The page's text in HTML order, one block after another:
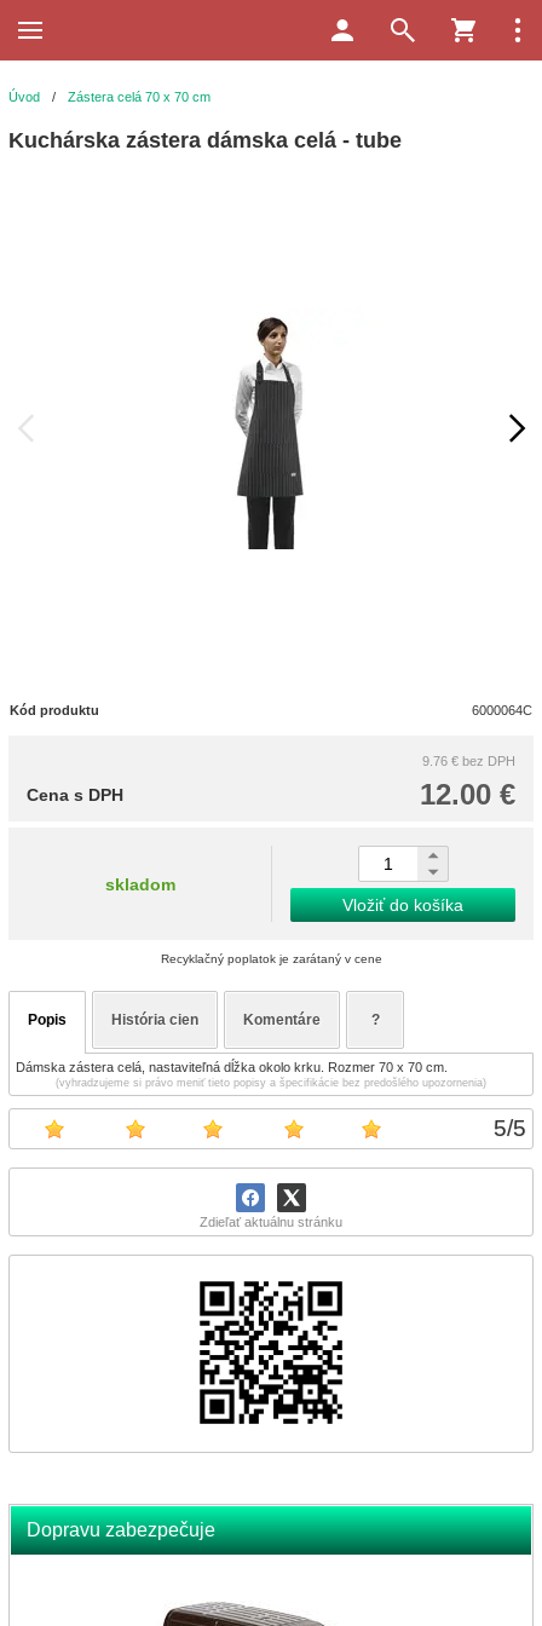
5/5
Zdieľať aktuálnu stránku
Dopravu zabezpečuje
Úvod / Zástera celá 70 x 70 cm
Kuchárska zástera dámska celá - tube
Kód produktu 6000064C
9.76 € bez DPH
12.00 €
Cena s DPH
skladom
Vložiť do košíka
Recyklačný poplatok je zarátaný v cene
Popis História cien Komentáre ?
Dámska zástera celá, nastaviteľná dĺžka okolo krku. Rozmer 70 x 70 cm.
(vyhradzujeme si právo meniť tieto popisy a špecifikácie bez predošlého upozornenia)